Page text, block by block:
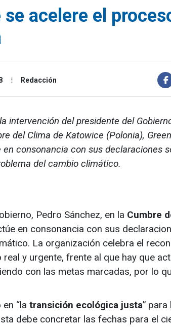
acelere el
Redacción
intervención del presidente del
del Clima de Katowice (Polonia),
en consonancia con sus declaraciones
del cambio climático.
Pedro Sánchez, en la Cumbre
en consonancia con sus
La organización celebra el
y urgente, frente al que hay que
con las metas marcadas, por lo
“la transición ecológica justa”
debe concretar las fechas para el